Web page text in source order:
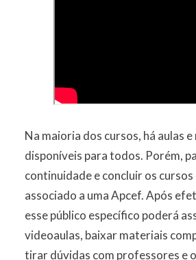
Na maioria dos cursos, há aulas
disponíveis para todos. Porém,
continuidade e concluir os
associado a uma Apcef. Após
esse público específico poderá
videoaulas, baixar materiais
tirar dúvidas com professores e